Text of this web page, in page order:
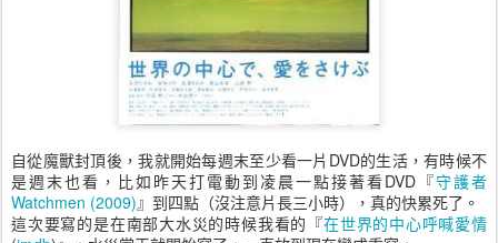
自從魔獸封頂後，我就開始每週末至少看一片DVD的生活，有時候不
是週末也看，比如昨天打電動到凌晨一點接著看DVD『守護者
Watchmen (2009)』到四點（沒注意片長三小時），真的快累死了。
這次要寫的是在南部大水災的時候我看的『在世界的中心呼喊愛情